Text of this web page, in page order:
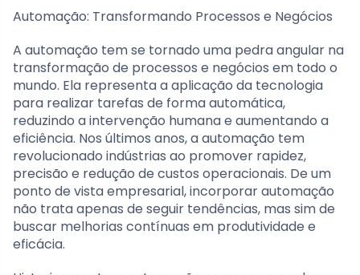
Automação: Transformando Processos e Negócios
A automação tem se tornado uma pedra angular na
transformação de processos e negócios em todo o
mundo. Ela representa a aplicação da tecnologia
para realizar tarefas de forma automática,
reduzindo a intervenção humana e aumentando a
eficiência. Nos últimos anos, a automação tem
revolucionado indústrias ao promover rapidez,
precisão e redução de custos operacionais. De um
ponto de vista empresarial, incorporar automação
não trata apenas de seguir tendências, mas sim de
buscar melhorias contínuas em produtividade e
eficácia.